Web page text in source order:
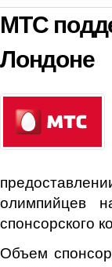
МТС
Лондоне
олимпийцев
спонсорского
Объем